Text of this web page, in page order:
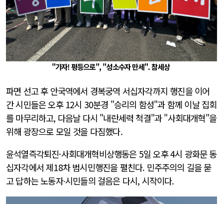
"가자! 평등으로", "성소수자 만세". 참세상
파면 선고 후 안국역에서 경복궁역 서십자각까지 행진을 이어
간 시민들은 오후 12시 30분경 "승리의 함성"과 함께 이날 집회
를 마무리하고, 다음날 다시 "내란세력 척결"과 "사회대개혁"을
위해 광장으로 모일 것을 다짐했다.
윤석열즉각퇴진·사회대개혁비상행동은 5일 오후 4시 광화문 동
십자각에서 제18차 범시민행진을 펼친다. 민주주의의 길을 묻
고 답하는 노동자∙시민들의 걸음은 다시, 시작이다.